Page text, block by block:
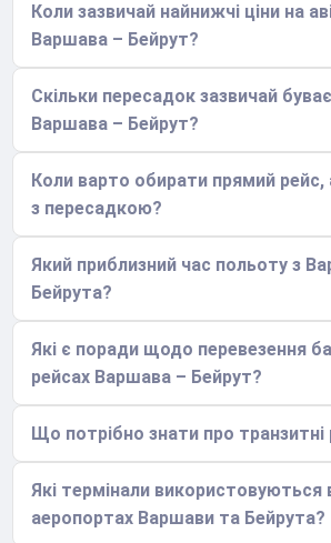
Коли зазвичай найнижчі ціни на
Варшава – Бейрут?
Скільки пересадок зазвичай
Варшава – Бейрут?
Коли варто обирати прямий рейс,
з пересадкою?
Який приблизний час польоту з
Бейрута?
Які є поради щодо перевезення
рейсах Варшава – Бейрут?
Що потрібно знати про транзитні
Які термінали використовуються
аеропортах Варшави та Бейрута?